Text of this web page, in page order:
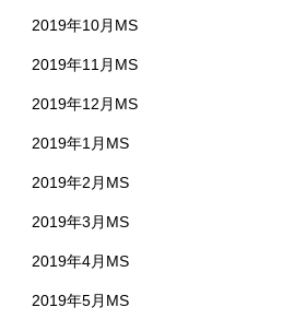
2019年10月MS
2019年11月MS
2019年12月MS
2019年1月MS
2019年2月MS
2019年3月MS
2019年4月MS
2019年5月MS